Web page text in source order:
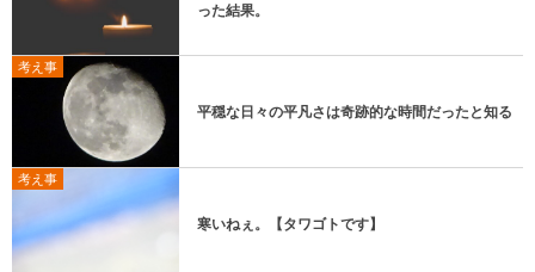
った結果。
考え事
平穏な日々の平凡さは奇跡的な時間だったと知る
考え事
寒いねぇ。【タワゴトです】